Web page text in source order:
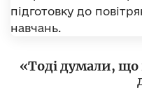
«Тоді думали,